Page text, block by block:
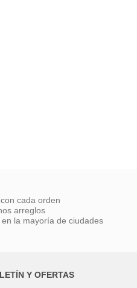
cada orden
arreglos
la mayoría de ciudades
Y OFERTAS